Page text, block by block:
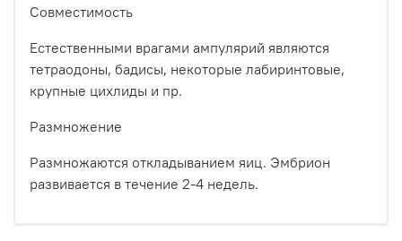
Совместимость
Естественными врагами ампулярий являются
тетраодоны, бадисы, некоторые лабиринтовые,
крупные цихлиды и пр.
Размножение
Размножаются откладыванием яиц. Эмбрион
развивается в течение 2-4 недель.